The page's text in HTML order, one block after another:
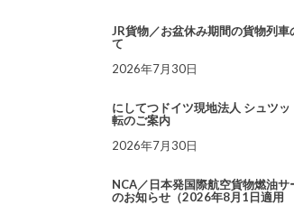
JR貨物／お盆休み期間の貨物列車
て
2026年7月30日
にしてつドイツ現地法人 シュツ
転のご案内
2026年7月30日
NCA／日本発国際航空貨物燃油サ
のお知らせ（2026年8月1日適用